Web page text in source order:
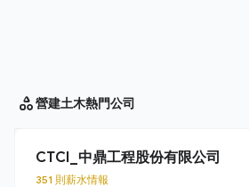
營建土木熱門公司
CTCI_中鼎工程股份有限公司
351 則薪水情報